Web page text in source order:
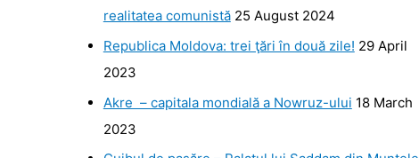
realitatea comunistă 25 August 2024
Republica Moldova: trei ţări în două zile! 29 April
2023
Akre – capitala mondială a Nowruz-ului 18 March
2023